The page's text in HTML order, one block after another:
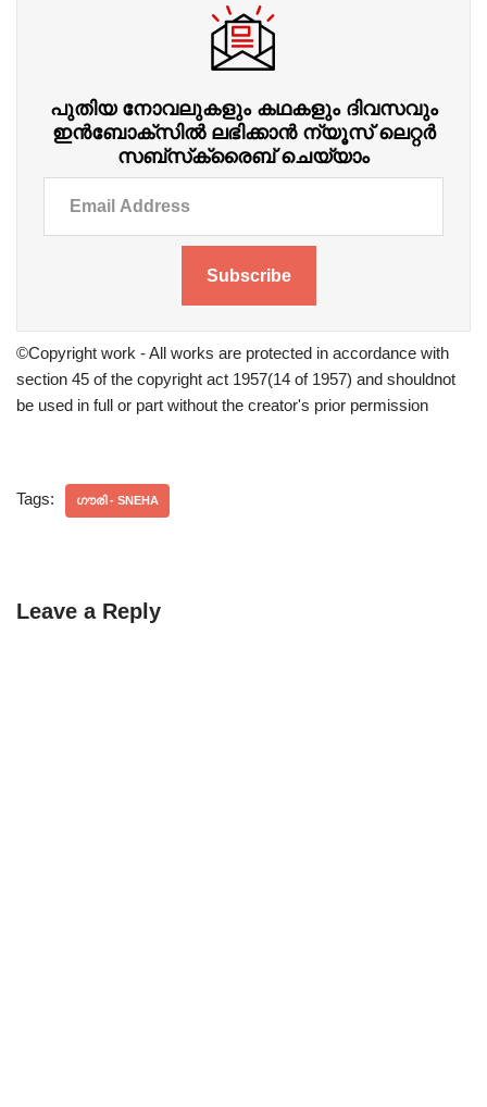
പുതിയ നോവലുകളും കഥകളും ദിവസവും
ഇന്‍ബോക്‌സില്‍ ലഭിക്കാന്‍ ന്യൂസ് ലെറ്റർ
സബ്‌സ്‌ക്രൈബ് ചെയ്യാം
Subscribe
©Copyright work - All works are protected in accordance with
section 45 of the copyright act 1957(14 of 1957) and shouldnot
be used in full or part without the creator's prior permission
Tags: ഗൗരി - SNEHA
Leave a Reply